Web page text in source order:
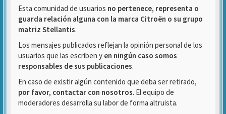
Esta comunidad de usuarios no pertenece, representa o
guarda relación alguna con la marca Citroën o su grupo
matriz Stellantis.
Los mensajes publicados reflejan la opinión personal de los
usuarios que las escriben y en ningún caso somos
responsables de sus publicaciones.
En caso de existir algún contenido que deba ser retirado,
por favor, contactar con nosotros. El equipo de
moderadores desarrolla su labor de forma altruista.